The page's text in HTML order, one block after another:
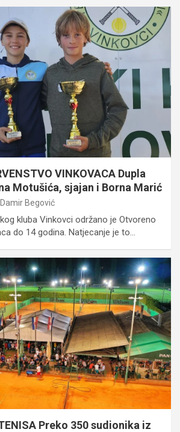
VINKOVACA Dupla
Motušića, sjajan i Borna Marić
Damir Begović
kluba Vinkovci održano je Otvoreno
do 14 godina. Natjecanje je to…
Preko 350 sudionika iz